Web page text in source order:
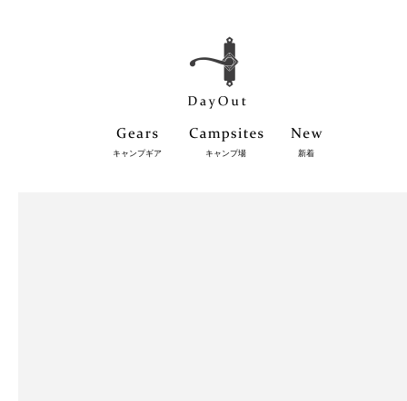
キャンプギア キャンプ場 新着